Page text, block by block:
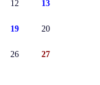
12 13
19 20
26 27